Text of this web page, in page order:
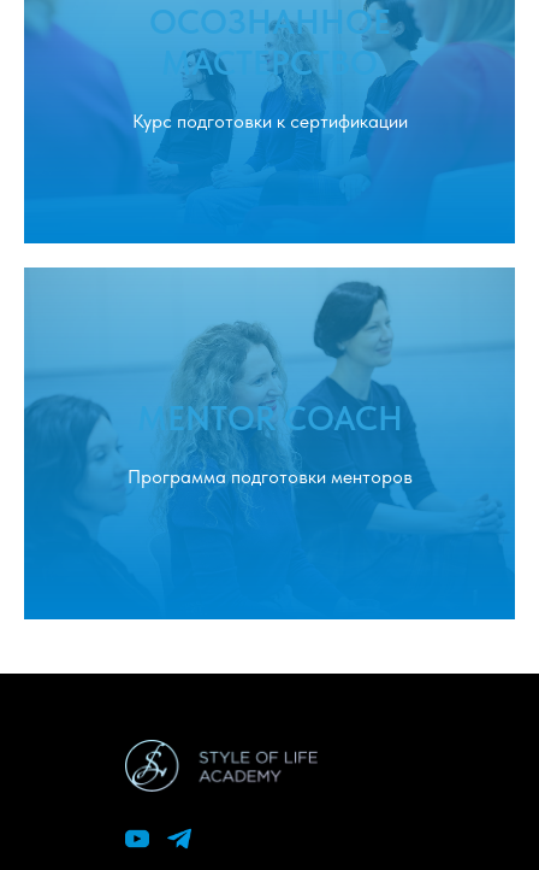
ОСОЗНАННОЕ
МАСТЕРСТВО
Курс подготовки к сертификации
MENTOR COACH
Программа подготовки менторов